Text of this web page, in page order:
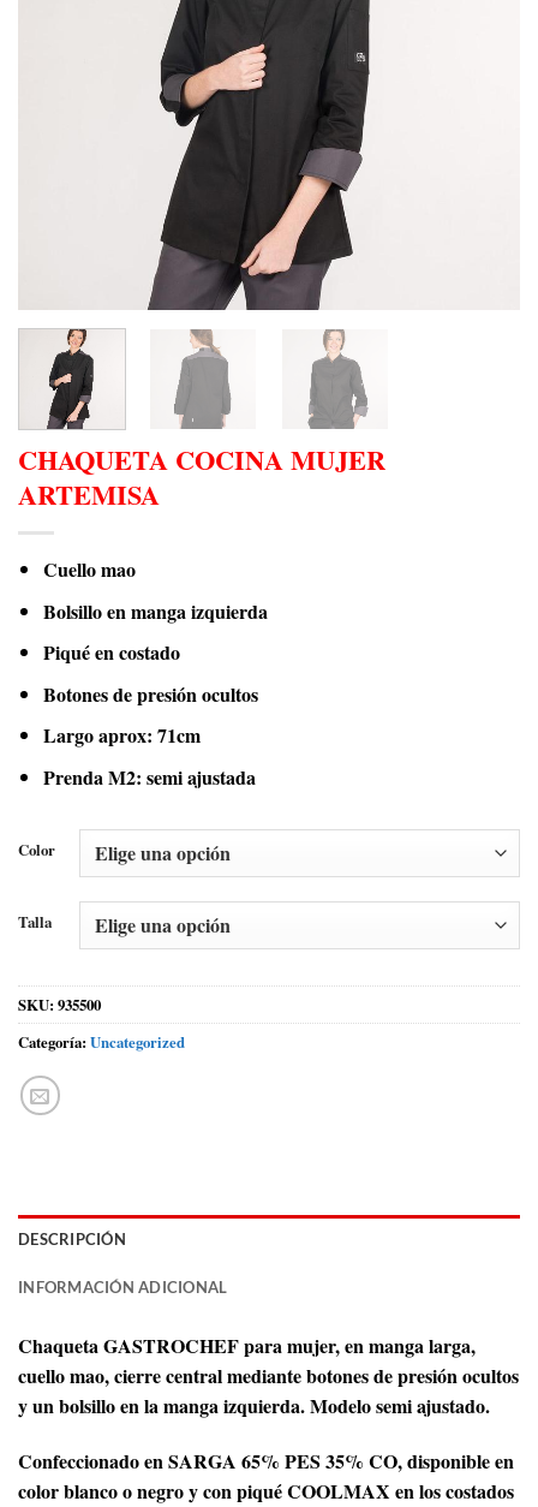
CHAQUETA COCINA MUJER
ARTEMISA
Cuello mao
Bolsillo en manga izquierda
Piqué en costado
Botones de presión ocultos
Largo aprox: 71cm
Prenda M2: semi ajustada
Color
Talla
SKU: 935500
Categoría: Uncategorized
DESCRIPCIÓN
INFORMACIÓN ADICIONAL
Chaqueta GASTROCHEF para mujer, en manga larga,
cuello mao, cierre central mediante botones de presión ocultos
y un bolsillo en la manga izquierda. Modelo semi ajustado.
Confeccionado en SARGA 65% PES 35% CO, disponible en
color blanco o negro y con piqué COOLMAX en los costados